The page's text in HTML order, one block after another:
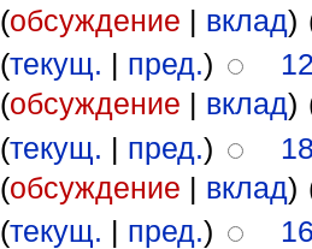
(обсуждение | вклад)
(текущ. | пред.)
(обсуждение | вклад)
(текущ. | пред.)
(обсуждение | вклад)
(текущ. | пред.)